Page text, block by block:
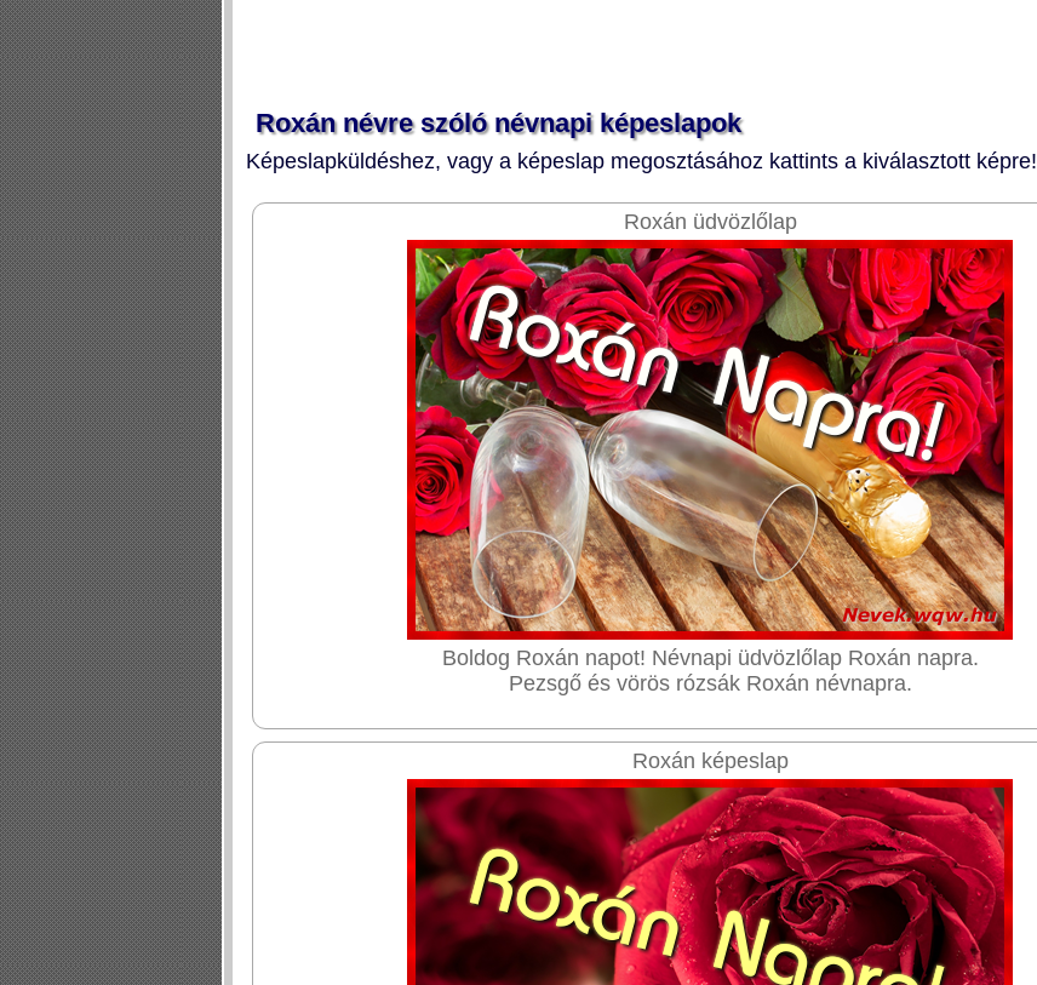
Roxán névre szóló névnapi képeslapok
Képeslapküldéshez, vagy a képeslap megosztásához kattints a kiválasztott képre!
Roxán üdvözlőlap
Boldog Roxán napot! Névnapi üdvözlőlap Roxán napra.
Pezsgő és vörös rózsák Roxán névnapra.
Roxán képeslap